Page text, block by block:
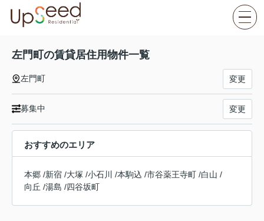
左門町の賃貸居住用物件一覧
左門町 変更
募集中 変更
おすすめのエリア
本郷 /新宿 /大塚 /小石川 /本駒込 /市谷薬王寺町 /白山 /
向丘 /湯島 /四谷坂町